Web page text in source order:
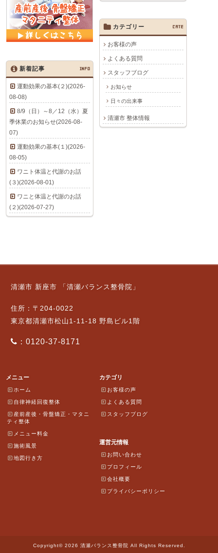
カテゴリー CATE
お客様の声
よくある質問
スタッフブログ
お知らせ
日々の出来事
清瀬市 整体情報
新着記事 INFO
運動効果の基本(２)(2026-
08-08)
8/9（日）～8／12（水）夏
季休業のお知らせ(2026-08-
07)
運動効果の基本(１)(2026-
08-05)
ワニト体温と代謝のお話
(３)(2026-08-01)
ワニと体温と代謝のお話
(２)(2026-07-27)
清瀬市 新座市 「清瀬バランス整骨院」
住所：〒204-0022
東京都清瀬市松山1-11-18 野島ビル1階
：0120-37-8171
メニュー
ホーム
自律神経回復整体
産前産後・骨盤矯正・マタニ
ティ整体
メニュー料金
施術風景
地図行き方
カテゴリ
お客様の声
よくある質問
スタッフブログ
運営元情報
お問い合わせ
プロフィール
会社概要
プライバシーポリシー
Copyright© 2026 清瀬バランス整骨院 All Rights Reserved.